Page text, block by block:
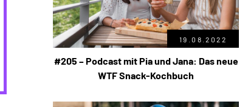
19.08.2022
#205 – Podcast mit Pia und Jana: Das neue
WTF Snack-Kochbuch